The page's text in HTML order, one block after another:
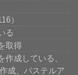
）
る
取得
成している、
作成、パステルア